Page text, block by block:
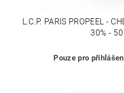
L.C.P. PARIS PROPEEL -
30% - 50
Pouze pro